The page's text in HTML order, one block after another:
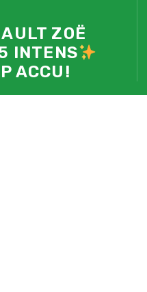
ZOË
INTENS
ACCU!